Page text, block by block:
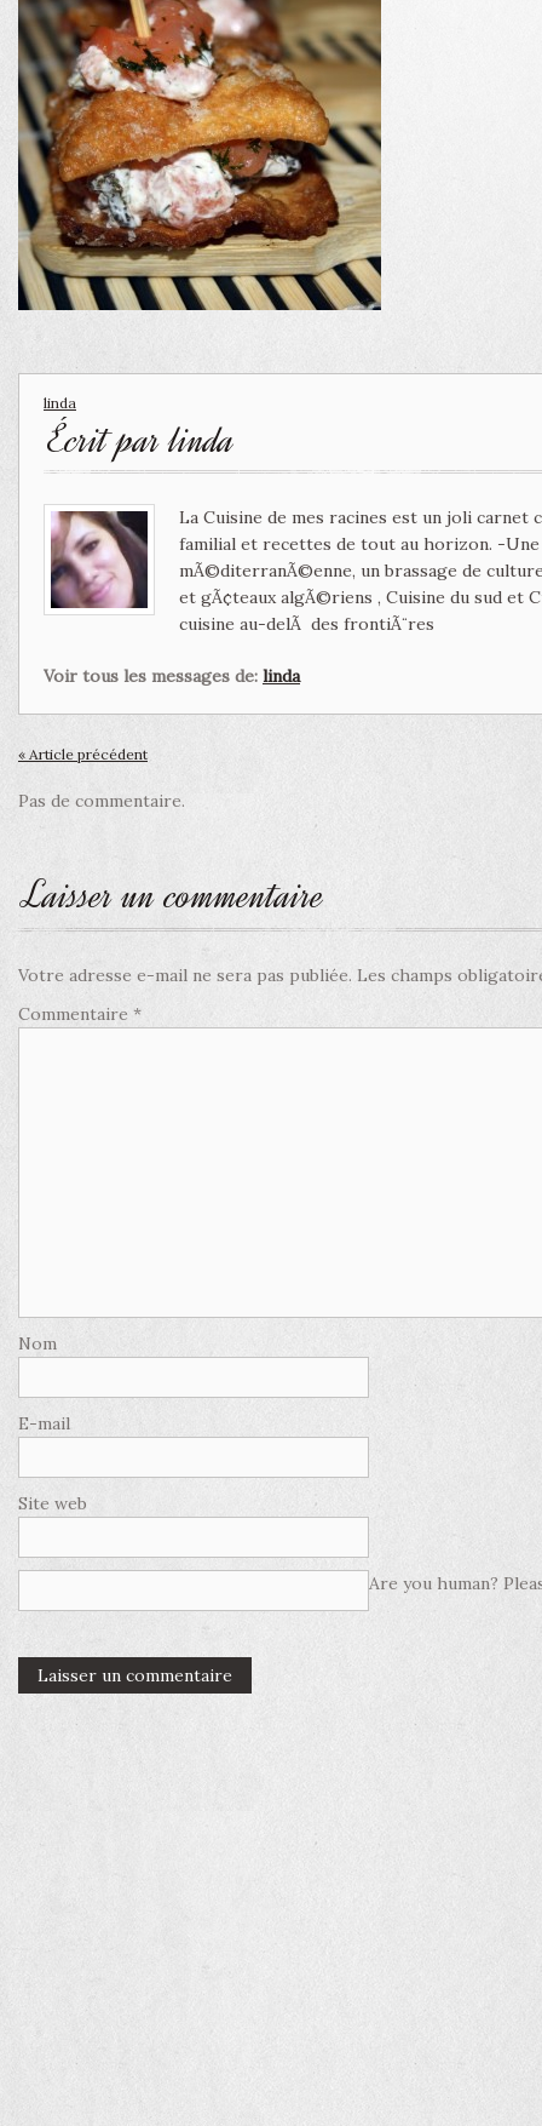
linda
Écrit parlinda
La Cuisine de mes racines est un joli
familial et recettes de tout au horizon. -
mÃ©diterranÃ©enne, un brassage de
et gÃ¢teaux algÃ©riens , Cuisine du sud et
cuisine au-delÃ des frontiÃ¨res
Voir tous les messages de: linda
« Article précédent
Pas de commentaire.
Laisser un commentaire
Votre adresse e-mail ne sera pas publiée. Les champs
Commentaire *
Nom
E-mail
Site web
Are you human?